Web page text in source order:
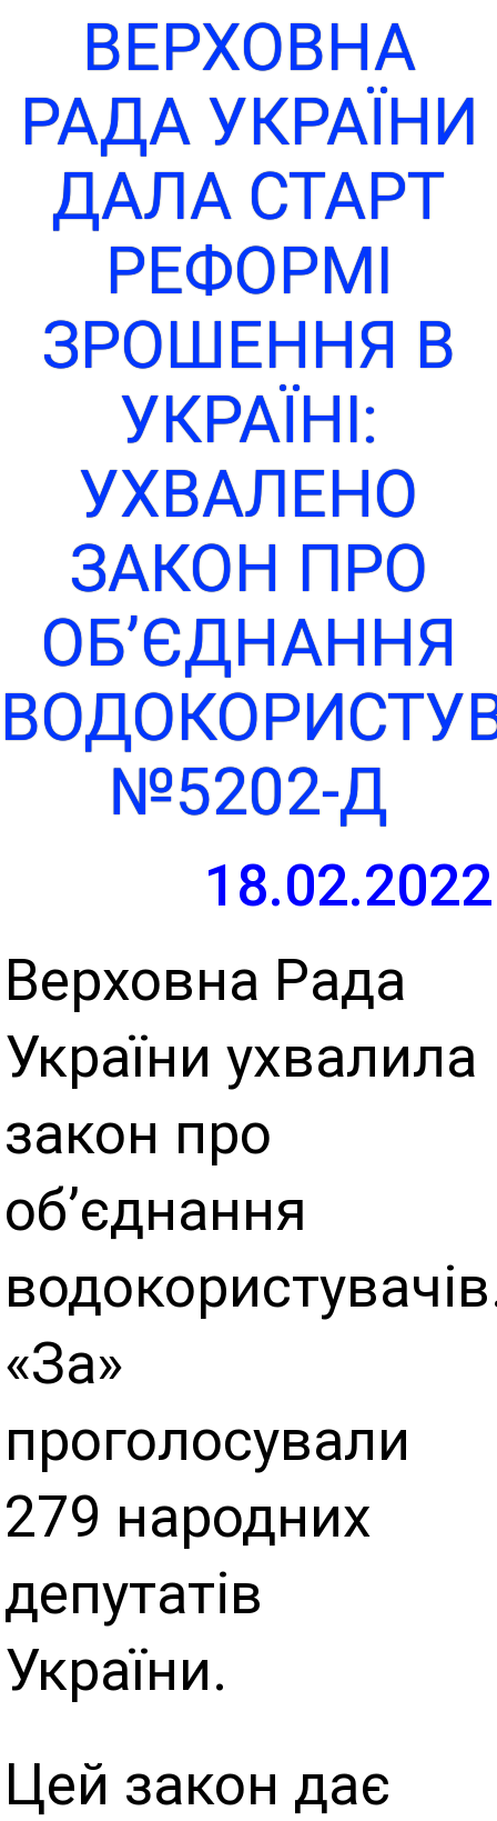
ВЕРХОВНА
РАДА УКРАЇНИ
ДАЛА СТАРТ
РЕФОРМІ
ЗРОШЕННЯ В
УКРАЇНІ:
УХВАЛЕНО
ЗАКОН ПРО
ОБ’ЄДНАННЯ
№5202-Д
18.02.2022
Верховна Рада
України ухвалила
закон про
об’єднання
«За»
проголосували
279 народних
депутатів
України.
Цей закон дає